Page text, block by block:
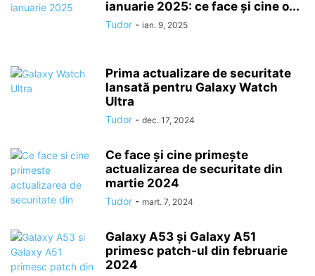
ianuarie 2025: ce face și cine o...
Tudor - ian. 9, 2025
Prima actualizare de securitate
lansată pentru Galaxy Watch
Ultra
Tudor - dec. 17, 2024
Ce face și cine primește
actualizarea de securitate din
martie 2024
Tudor - mart. 7, 2024
Galaxy A53 și Galaxy A51
primesc patch-ul din februarie
2024